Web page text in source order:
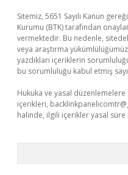
Sitemiz, 5651 Sayılı Kanun
Kurumu (BTK) tarafından
vermektedir. Bu nedenle,
veya araştırma
yazdıkları içeriklerin
bu sorumluluğu kabul etmiş
Hukuka ve yasal
içerikleri,
halinde, ilgili içerikler yasal süre